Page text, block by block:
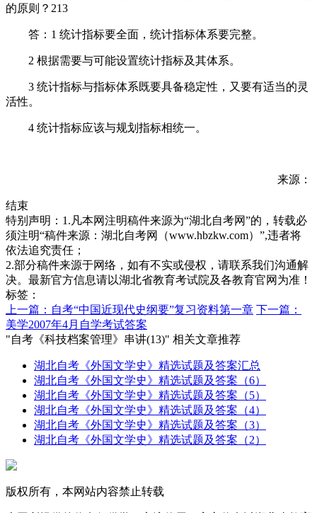
的原则？213
答：1 统计指标要全面，统计指标体系要完整。
2 根据需要与可能设置统计指标及其体系。
3 统计指标与指标体系既要具备稳定性，又要有适当的灵
活性。
4 统计指标应该与规划指标相统一。
来源：
结束
特别声明：1.凡本网注明稿件来源为“湖北自考网”的，转载必
须注明“稿件来源：湖北自考网（www.hbzkw.com）”,违者将
依法追究责任；
2.部分稿件来源于网络，如有不实或侵权，请联系我们沟通解
决。最新官方信息请以湖北省教育考试院及各教育官网为准！
标签：
上一篇：自考“中国近现代史纲要”复习资料第一章 下一篇：
美学2007年4月自学考试答案
"自考《科技档案管理》串讲(13)" 相关文章推荐
湖北自考《外国文学史》精选试题及答案汇总
湖北自考《外国文学史》精选试题及答案（6）
湖北自考《外国文学史》精选试题及答案（5）
湖北自考《外国文学史》精选试题及答案（4）
湖北自考《外国文学史》精选试题及答案（3）
湖北自考《外国文学史》精选试题及答案（2）
版权所有，本网站内容禁止转载